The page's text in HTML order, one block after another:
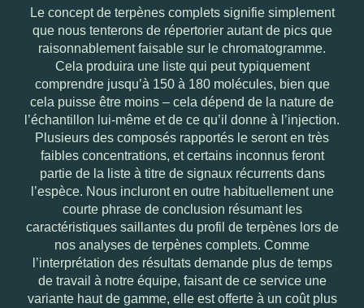
Le concept de terpènes complets signifie simplement
que nous tenterons de répertorier autant de pics que
raisonnablement faisable sur le chromatogramme.
Cela produira une liste qui peut typiquement
comprendre jusqu’à 150 à 180 molécules, bien que
cela puisse être moins – cela dépend de la nature de
l’échantillon lui-même et de ce qu’il donne à l’injection.
Plusieurs des composés rapportés le seront en très
faibles concentrations, et certains inconnus feront
partie de la liste à titre de signaux récurrents dans
l’espèce. Nous incluront en outre habituellement une
courte phrase de conclusion résumant les
caractéristiques saillantes du profil de terpènes lors de
nos analyses de terpènes complets. Comme
l’interprétation des résultats demande plus de temps
de travail à notre équipe, faisant de ce service une
variante haut de gamme, elle est offerte à un coût plus